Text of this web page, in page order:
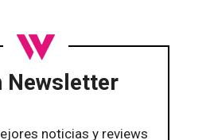
Newsletter
noticias y reviews